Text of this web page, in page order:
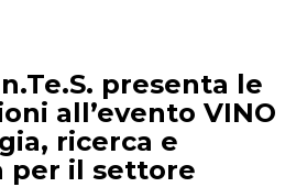
presenta le
all’evento VINO
ricerca e
per il settore